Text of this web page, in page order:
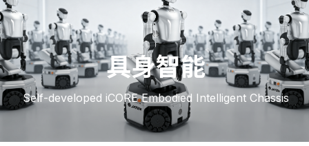
具身智能
Self-developed iCORE Embodied Intelligent Chassis